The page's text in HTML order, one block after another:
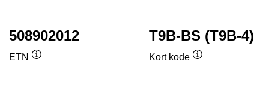
508902012
ETN
T9B-BS (T9B-4)
Kort kode